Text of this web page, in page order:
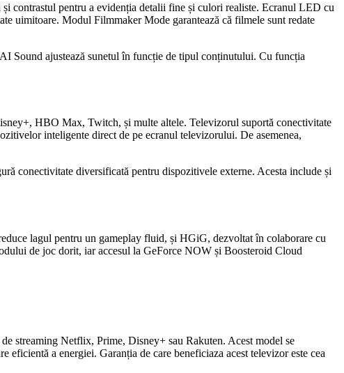
contrastul pentru a evidenția detalii fine și culori realiste. Ecranul LED cu
uimitoare. Modul Filmmaker Mode garantează că filmele sunt redate
Sound ajustează sunetul în funcție de tipul conținutului. Cu funcția
HBO Max, Twitch, și multe altele. Televizorul suportă conectivitate
inteligente direct de pe ecranul televizorului. De asemenea,
conectivitate diversificată pentru dispozitivele externe. Acesta include și
lagul pentru un gameplay fluid, și HGiG, dezvoltat în colaborare cu
de joc dorit, iar accesul la GeForce NOW și Boosteroid Cloud
streaming Netflix, Prime, Disney+ sau Rakuten. Acest model se
a energiei. Garanția de care beneficiaza acest televizor este cea